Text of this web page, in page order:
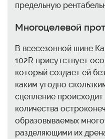
предельную
Многоцелевой
В всесезонной шине
102R присутствует
который создает ей
каким угодно
сцепление
количества
образовываемых
разделяющими их